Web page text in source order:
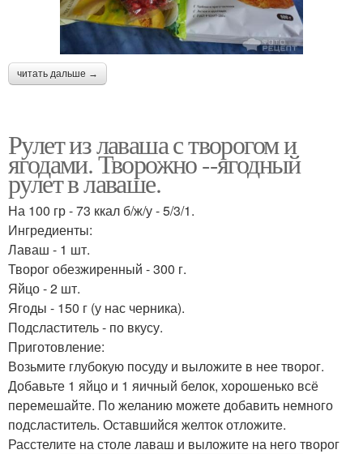
читать дальше →
Рулет из лаваша с творогом и
ягодами. Творожно --ягодный
рулет в лаваше.
На 100 гр - 73 ккал б/ж/у - 5/3/1.
Ингредиенты:
Лаваш - 1 шт.
Творог обезжиренный - 300 г.
Яйцо - 2 шт.
Ягоды - 150 г (у нас черника).
Подсластитель - по вкусу.
Приготовление:
Возьмите глубокую посуду и выложите в нее творог.
Добавьте 1 яйцо и 1 яичный белок, хорошенько всё
перемешайте. По желанию можете добавить немного
подсластитель. Оставшийся желток отложите.
Расстелите на столе лаваш и выложите на него творог